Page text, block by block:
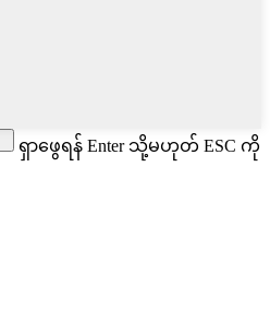
ရှာဖွေရန် Enter သို့မဟုတ် ESC ကို